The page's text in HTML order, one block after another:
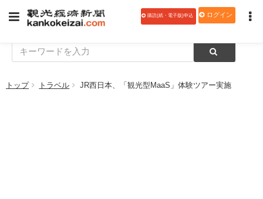
購読(紙・電子版)申込 ログイン
トップ トラベル JR西日本、「観光型MaaS」体験ツアー実施